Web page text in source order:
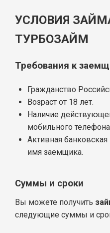
УСЛОВИЯ
ТУРБОЗАЙМ
Требования к
Гражданство
Возраст от 18 лет.
Наличие
мобильного
Активная
имя заемщика.
Суммы и сроки
Вы можете получить
следующие суммы и